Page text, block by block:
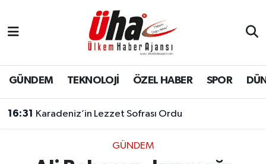
GÜNDEM TEKNOLOJİ ÖZEL HABER SPOR
16:31 Karadeniz’in Lezzet Sofrası Ordu
GÜNDEM
İstanbul Nöbetçi Eczaneler
İstanbul Hava Durumu